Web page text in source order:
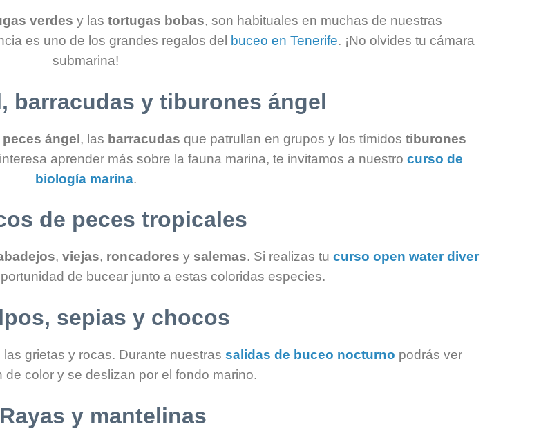
verdes y las tortugas bobas, son habituales en muchas de nuestras
es uno de los grandes regalos del buceo en Tenerife. ¡No olvides tu cámara
submarina!
barracudas y tiburones ángel
peces ángel, las barracudas que patrullan en grupos y los tímidos tiburones
aprender más sobre la fauna marina, te invitamos a nuestro curso de
biología marina.
de peces tropicales
, viejas, roncadores y salemas. Si realizas tu curso open water diver
de bucear junto a estas coloridas especies.
sepias y chocos
grietas y rocas. Durante nuestras salidas de buceo nocturno podrás ver
de color y se deslizan por el fondo marino.
Rayas y mantelinas